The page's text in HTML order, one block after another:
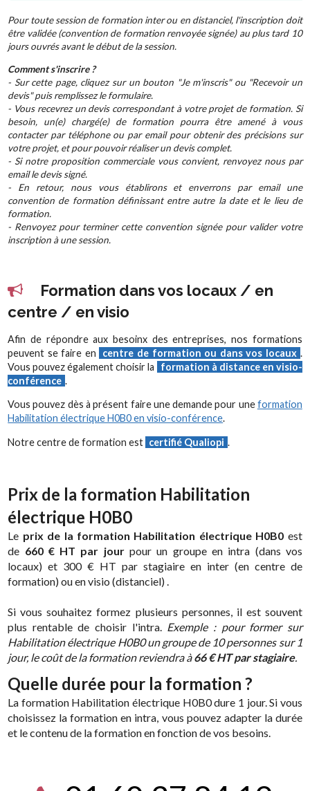
Pour toute session de formation inter ou en distanciel, l'inscription doit
être validée (convention de formation renvoyée signée) au plus tard 10
jours ouvrés avant le début de la session.
Comment s'inscrire ?
- Sur cette page, cliquez sur un bouton "Je m'inscris" ou "Recevoir un
devis" puis remplissez le formulaire.
- Vous recevrez un devis correspondant à votre projet de formation. Si
besoin, un(e) chargé(e) de formation pourra être amené à vous
contacter par téléphone ou par email pour obtenir des précisions sur
votre projet, et pour pouvoir réaliser un devis complet.
- Si notre proposition commerciale vous convient, renvoyez nous par
email le devis signé.
- En retour, nous vous établirons et enverrons par email une
convention de formation définissant entre autre la date et le lieu de
formation.
- Renvoyez pour terminer cette convention signée pour valider votre
inscription à une session.
Formation dans vos locaux / en
centre / en visio
Afin de répondre aux besoinx des entreprises, nos formations
peuvent se faire en
centre de formation ou dans vos locaux .
Vous pouvez également choisir la
formation à distance en visio-
conférence .
Vous pouvez dès à présent faire une demande pour uneformation
Habilitation électrique H0B0 en visio-conférence.
Notre centre de formation est certifié Qualiopi .
Prix de la formation Habilitation
électrique H0B0
Le prix de la formation Habilitation électrique H0B0 est
de 660 € HT par jourpour un groupe en intra (dans vos
locaux) et 300 € HT par stagiaire en inter (en centre de
formation) ou en visio (distanciel) .
Si vous souhaitez formez plusieurs personnes, il est souvent
plus rentable de choisir l'intra. Exemple : pour former sur
Habilitation électrique H0B0 un groupe de 10 personnes sur 1
jour, le coût de la formation reviendra à66 € HT par stagiaire.
Quelle durée pour la formation ?
La formation Habilitation électrique H0B0 dure 1 jour. Si vous
choisissez la formation en intra, vous pouvez adapter la durée
et le contenu de la formation en fonction de vos besoins.